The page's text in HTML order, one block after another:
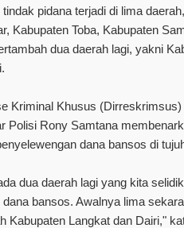
pidana terjadi di lima
Kabupaten Toba, Kabupaten
dua daerah lagi, yakni
Kriminal Khusus
Polisi Rony Samtana
dana bansos di
dua daerah lagi yang kita
dana bansos. Awalnya lima
Kabupaten Langkat dan Dairi,"